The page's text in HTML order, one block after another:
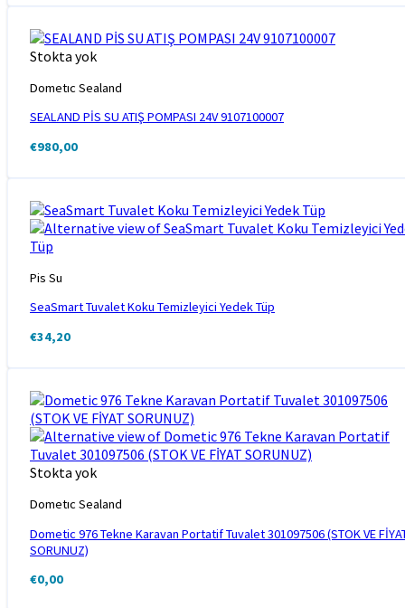
Stokta yok
Dometıc Sealand
SEALAND PİS SU ATIŞ POMPASI 24V 9107100007
€980,00
Pis Su
SeaSmart Tuvalet Koku Temizleyici Yedek Tüp
€34,20
Stokta yok
Dometıc Sealand
Dometic 976 Tekne Karavan Portatif Tuvalet 301097506 (STOK VE
SORUNUZ)
€0,00